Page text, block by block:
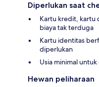
Diperlukan saat
Kartu kredit, kartu
biaya tak terduga
Kartu identitas
diperlukan
Usia minimal
Hewan peliharaan